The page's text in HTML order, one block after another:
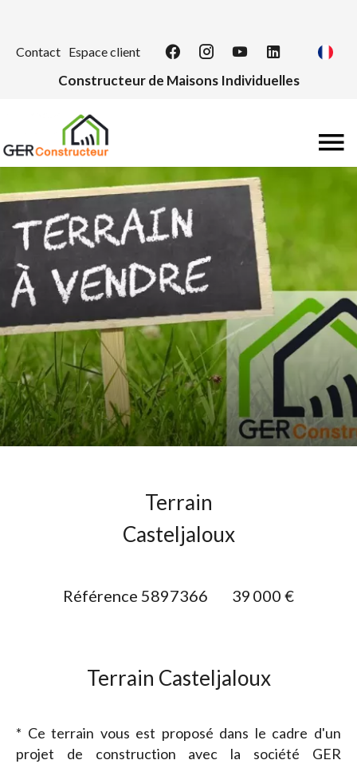
Contact Espace client
Constructeur de Maisons Individuelles
Terrain
Casteljaloux
Référence 5897366 39 000 €
Terrain Casteljaloux
* Ce terrain vous est proposé dans le cadre d'un
projet de construction avec la société GER